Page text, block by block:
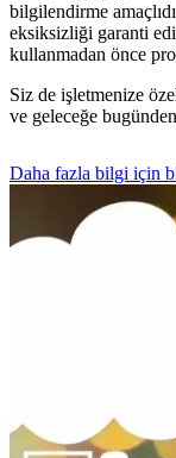
bilgilendirme
eksiksizliği garanti
kullanmadan önce
Siz de işletmenize
ve geleceğe
Daha fazla bilgi için